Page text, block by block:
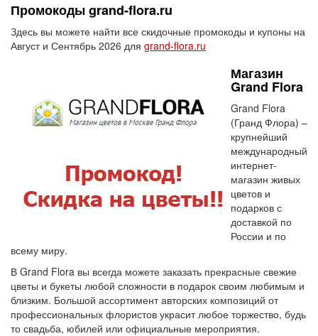
Промокоды grand-flora.ru
Здесь вы можете найти все скидочные промокоды и купоны на
Август и Сентябрь 2026 для grand-flora.ru
Магазин
Grand Flora
Grand Flora
(Гранд Флора) –
крупнейший
международный
интернет-
магазин живых
цветов и
подарков с
доставкой по
России и по
всему миру.
В Grand Flora вы всегда можете заказать прекрасные свежие
цветы и букеты любой сложности в подарок своим любимым и
близким. Большой ассортимент авторских композиций от
профессиональных флористов украсит любое торжество, будь
то свадьба, юбилей или официальные мероприятия.